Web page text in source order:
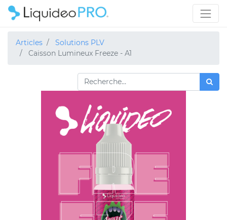
Articles
Solutions PLV
Caisson Lumineux Freeze - A1